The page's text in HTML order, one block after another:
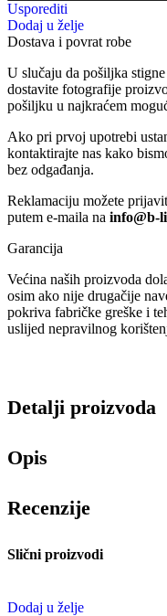
Usporediti
Dodaj u želje
Dostava i povrat robe
U slučaju da pošiljka
dostavite fotografije
pošiljku u najkraćem
Ako pri prvoj upotrebi
kontaktirajte nas kako
bez odgađanja.
Reklamaciju možete
putem e-maila na info@b-
Garancija
Većina naših proizvoda
osim ako nije drugačije
pokriva fabričke greške i
uslijed nepravilnog
Detalji proizvoda
Opis
Recenzije
Slični proizvodi
Dodaj u želje